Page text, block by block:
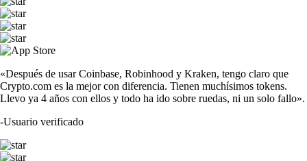
«Después de usar Coinbase, Robinhood y Kraken, tengo claro que
Crypto.com es la mejor con diferencia. Tienen muchísimos tokens.
Llevo ya 4 años con ellos y todo ha ido sobre ruedas, ni un solo fallo».
-Usuario verificado